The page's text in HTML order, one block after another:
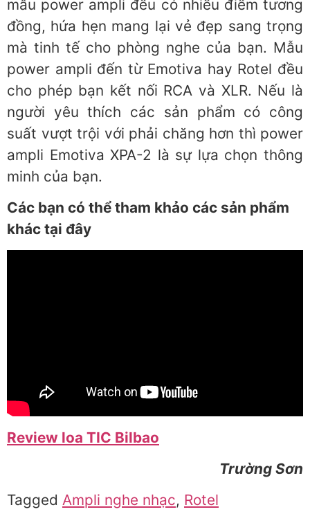
mẫu power ampli đều có nhiều điểm tương
đồng, hứa hẹn mang lại vẻ đẹp sang trọng
mà tinh tế cho phòng nghe của bạn. Mẫu
power ampli đến từ Emotiva hay Rotel đều
cho phép bạn kết nối RCA và XLR. Nếu là
người yêu thích các sản phẩm có công
suất vượt trội với phải chăng hơn thì power
ampli Emotiva XPA-2 là sự lựa chọn thông
minh của bạn.
Các bạn có thể tham khảo các sản phẩm
khác tại đây
Review loa TIC Bilbao
Trường Sơn
Tagged Ampli nghe nhạc, Rotel